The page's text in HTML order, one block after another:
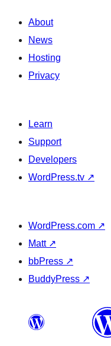
About
News
Hosting
Privacy
Learn
Support
Developers
WordPress.tv ↗
WordPress.com ↗
Matt ↗
bbPress ↗
BuddyPress ↗